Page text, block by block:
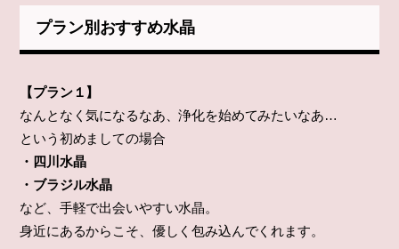
プラン別おすすめ水晶
【プラン１】
なんとなく気になるなあ、浄化を始めてみたいなあ…
という初めましての場合
・四川水晶
・ブラジル水晶
など、手軽で出会いやすい水晶。
身近にあるからこそ、優しく包み込んでくれます。